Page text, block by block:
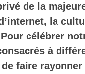
de la
la
célébrer
à
faire